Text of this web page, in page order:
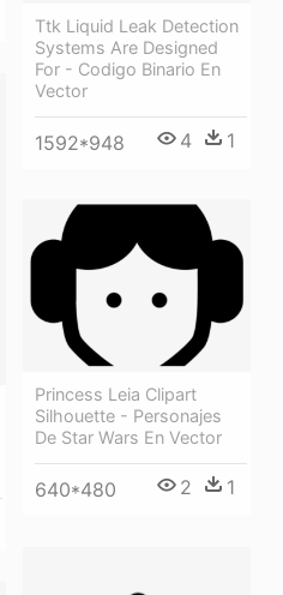
Ttk Liquid Leak Detection
Systems Are Designed
For - Codigo Binario En
Vector
1592*948 4 1
Princess Leia Clipart
Silhouette - Personajes
De Star Wars En Vector
640*480 2 1